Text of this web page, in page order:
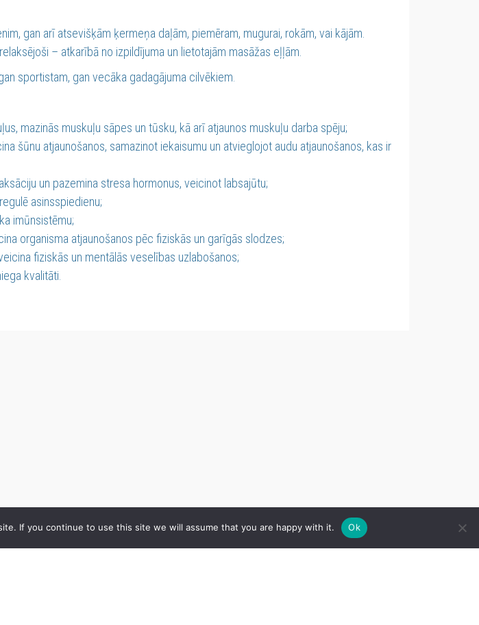
gan arī atsevišķām ķermeņa daļām, piemēram, mugurai, rokām, vai kājām.
– atkarībā no izpildījuma un lietotajām masāžas eļļām.
sportistam, gan vecāka gadagājuma cilvēkiem.
mazinās muskuļu sāpes un tūsku, kā arī atjaunos muskuļu darba spēju;
šūnu atjaunošanos, samazinot iekaisumu un atvieglojot audu atjaunošanos, kas ir
un pazemina stresa hormonus, veicinot labsajūtu;
asinsspiedienu;
imūnsistēmu;
organisma atjaunošanos pēc fiziskās un garīgās slodzes;
fiziskās un mentālās veselības uzlabošanos;
kvalitāti.
If you continue to use this site we will assume that you are happy with it. Ok